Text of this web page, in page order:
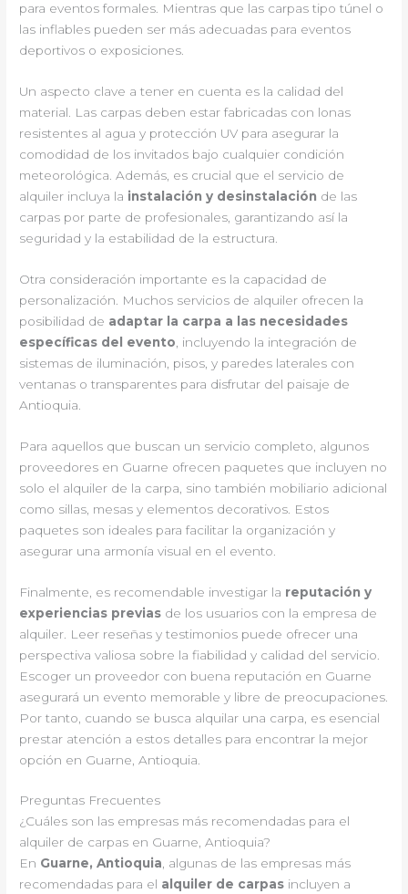
para eventos formales. Mientras que las carpas tipo túnel o
las inflables pueden ser más adecuadas para eventos
deportivos o exposiciones.
Un aspecto clave a tener en cuenta es la calidad del
material. Las carpas deben estar fabricadas con lonas
resistentes al agua y protección UV para asegurar la
comodidad de los invitados bajo cualquier condición
meteorológica. Además, es crucial que el servicio de
alquiler incluya la instalación y desinstalación de las
carpas por parte de profesionales, garantizando así la
seguridad y la estabilidad de la estructura.
Otra consideración importante es la capacidad de
personalización. Muchos servicios de alquiler ofrecen la
posibilidad de adaptar la carpa a las necesidades
específicas del evento , incluyendo la integración de
sistemas de iluminación, pisos, y paredes laterales con
ventanas o transparentes para disfrutar del paisaje de
Antioquia.
Para aquellos que buscan un servicio completo, algunos
proveedores en Guarne ofrecen paquetes que incluyen no
solo el alquiler de la carpa, sino también mobiliario adicional
como sillas, mesas y elementos decorativos. Estos
paquetes son ideales para facilitar la organización y
asegurar una armonía visual en el evento.
Finalmente, es recomendable investigar la reputación y
experiencias previas de los usuarios con la empresa de
alquiler. Leer reseñas y testimonios puede ofrecer una
perspectiva valiosa sobre la fiabilidad y calidad del servicio.
Escoger un proveedor con buena reputación en Guarne
asegurará un evento memorable y libre de preocupaciones.
Por tanto, cuando se busca alquilar una carpa, es esencial
prestar atención a estos detalles para encontrar la mejor
opción en Guarne, Antioquia.
Preguntas Frecuentes
¿Cuáles son las empresas más recomendadas para el
alquiler de carpas en Guarne, Antioquia?
En Guarne, Antioquia, algunas de las empresas más
recomendadas para el alquiler de carpas incluyen a